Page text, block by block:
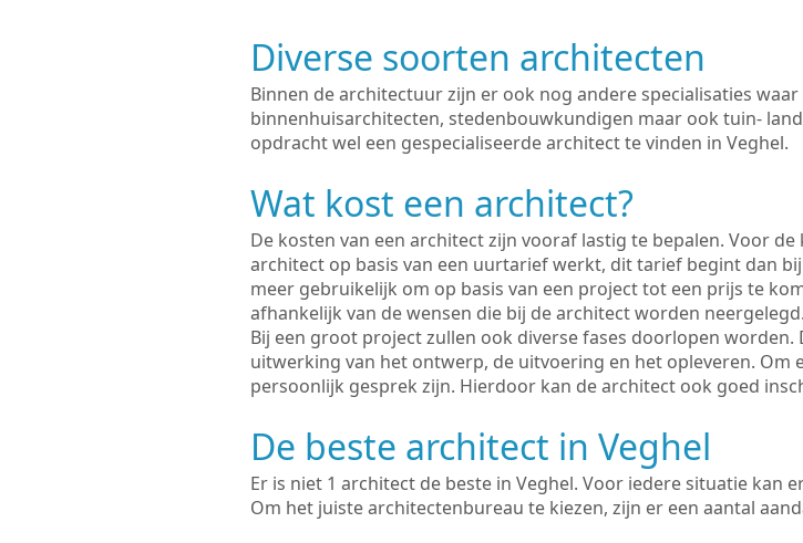
Diverse soorten architecten
Binnen de architectuur zijn er ook nog andere specialisaties
binnenhuisarchitecten, stedenbouwkundigen maar ook tuin-
opdracht wel een gespecialiseerde architect te vinden in Veghel.
Wat kost een architect?
De kosten van een architect zijn vooraf lastig te bepalen. Voor
architect op basis van een uurtarief werkt, dit tarief begint dan
meer gebruikelijk om op basis van een project tot een prijs te
afhankelijk van de wensen die bij de architect worden neergelegd.
Bij een groot project zullen ook diverse fases doorlopen
uitwerking van het ontwerp, de uitvoering en het opleveren. Om
persoonlijk gesprek zijn. Hierdoor kan de architect ook goed
De beste architect in Veghel
Er is niet 1 architect de beste in Veghel. Voor iedere situatie kan
Om het juiste architectenbureau te kiezen, zijn er een aantal